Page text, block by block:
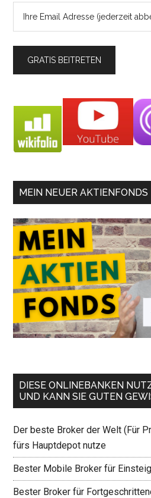
MEIN NEUER AKTIENFONDS
DIESE ONLINEBANKEN
UND KANN SIE GUTEN
Der beste Broker der Welt (Für
fürs Hauptdepot nutze
Bester Mobile Broker für
Bester Broker für